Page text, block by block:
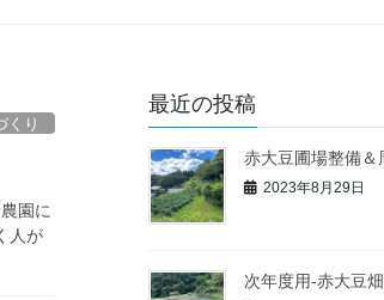
くり
園に
人が
最近の投稿
赤大豆圃場整備＆
2023年8月29日
次年度用-赤大豆